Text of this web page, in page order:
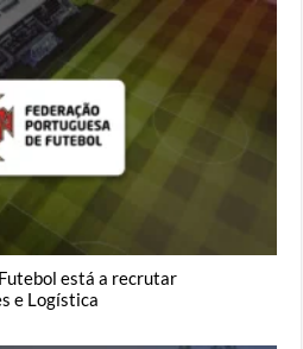
está a recrutar
e Logística